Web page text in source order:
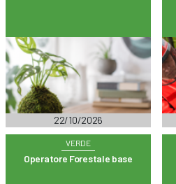
22/10/2026
VERDE
Operatore Forestale base